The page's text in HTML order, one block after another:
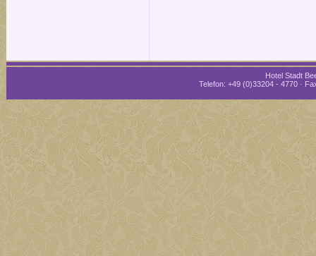
Hotel Stadt
Telefon: +49 (0)33204 - 4770 ·